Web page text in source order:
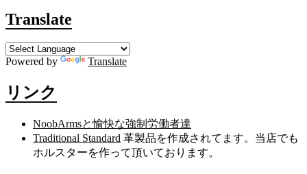
Translate
Powered by Translate
リンク
NoobArmsと愉快な強制労働者達
Traditional Standard 革製品を作成されてます。当店でも
ホルスターを作って頂いております。